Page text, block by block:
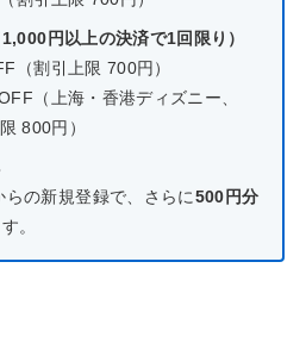
円以上の決済で1回限り）
（割引上限 700円）
（上海・香港ディズニー、
800円）
らの新規登録で、さらに500円分
。